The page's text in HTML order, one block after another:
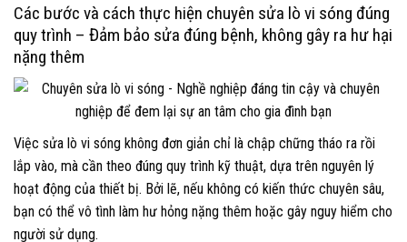
Các bước và cách thực hiện chuyên sửa lò vi sóng đúng
quy trình – Đảm bảo sửa đúng bệnh, không gây ra hư hại
nặng thêm
Việc sửa lò vi sóng không đơn giản chỉ là chập chững tháo ra rồi
lắp vào, mà cần theo đúng quy trình kỹ thuật, dựa trên nguyên lý
hoạt động của thiết bị. Bởi lẽ, nếu không có kiến thức chuyên sâu,
bạn có thể vô tình làm hư hỏng nặng thêm hoặc gây nguy hiểm cho
người sử dụng.